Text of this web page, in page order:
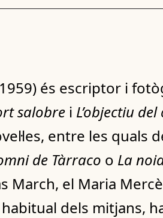
és escriptor i
salobre i L’objectiu
entre les quals
de Tàrraco o La
March, el Maria
dels mitjans,